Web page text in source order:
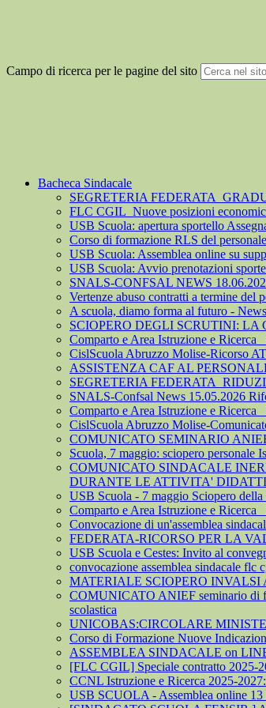
Campo di ricerca per le pagine del sito
Bacheca Sindacale
SEGRETERIA
FLC CGIL_Nuove posizioni
USB Scuola: apertura sportello
Corso di formazione RLS del
USB Scuola: Assemblea online su
USB Scuola: Avvio prenotazioni
SNALS-CONFSAL NEWS
Vertenze abuso contratti a termine del
A scuola, diamo forma al futuro -
SCIOPERO DEGLI SCRUTINI: LA
Comparto e Area Istruzione e
CislScuola Abruzzo Molise-Ricorso
ASSISTENZA CAF AL
SEGRETERIA
SNALS-Confsal News 15.05.2026
Comparto e Area Istruzione e
CislScuola Abruzzo Molise-
COMUNICATO SEMINARIO
Scuola, 7 maggio: sciopero personale
COMUNICATO SINDACALE
DURANTE LE ATTIVITA'
USB Scuola - 7 maggio Sciopero
Comparto e Area Istruzione e
Convocazione di un'assemblea
FEDERATA-RICORSO PER LA
USB Scuola e Cestes: Invito al
convocazione assemblea sindacale flc
MATERIALE SCIOPERO
COMUNICATO ANIEF seminario di
scolastica
UNICOBAS:CIRCOLARE
Corso di Formazione Nuove
ASSEMBLEA SINDACALE on
[FLC CGIL] Speciale contratto 2025-
CCNL Istruzione e Ricerca 2025-
USB SCUOLA - Assemblea online 13